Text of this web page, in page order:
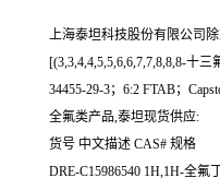
上海泰坦科技股份有限公司
[(3,3,4,4,5,5,6,6,7,7,8,8,8-十
34455-29-3；6:2 FTAB；
全氟类产品,泰坦现货供应:
货号 中文描述 CAS# 规格
DRE-C15986540 1H,1H-全氟